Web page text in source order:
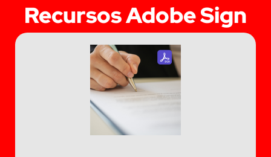
Recursos Adobe Sign